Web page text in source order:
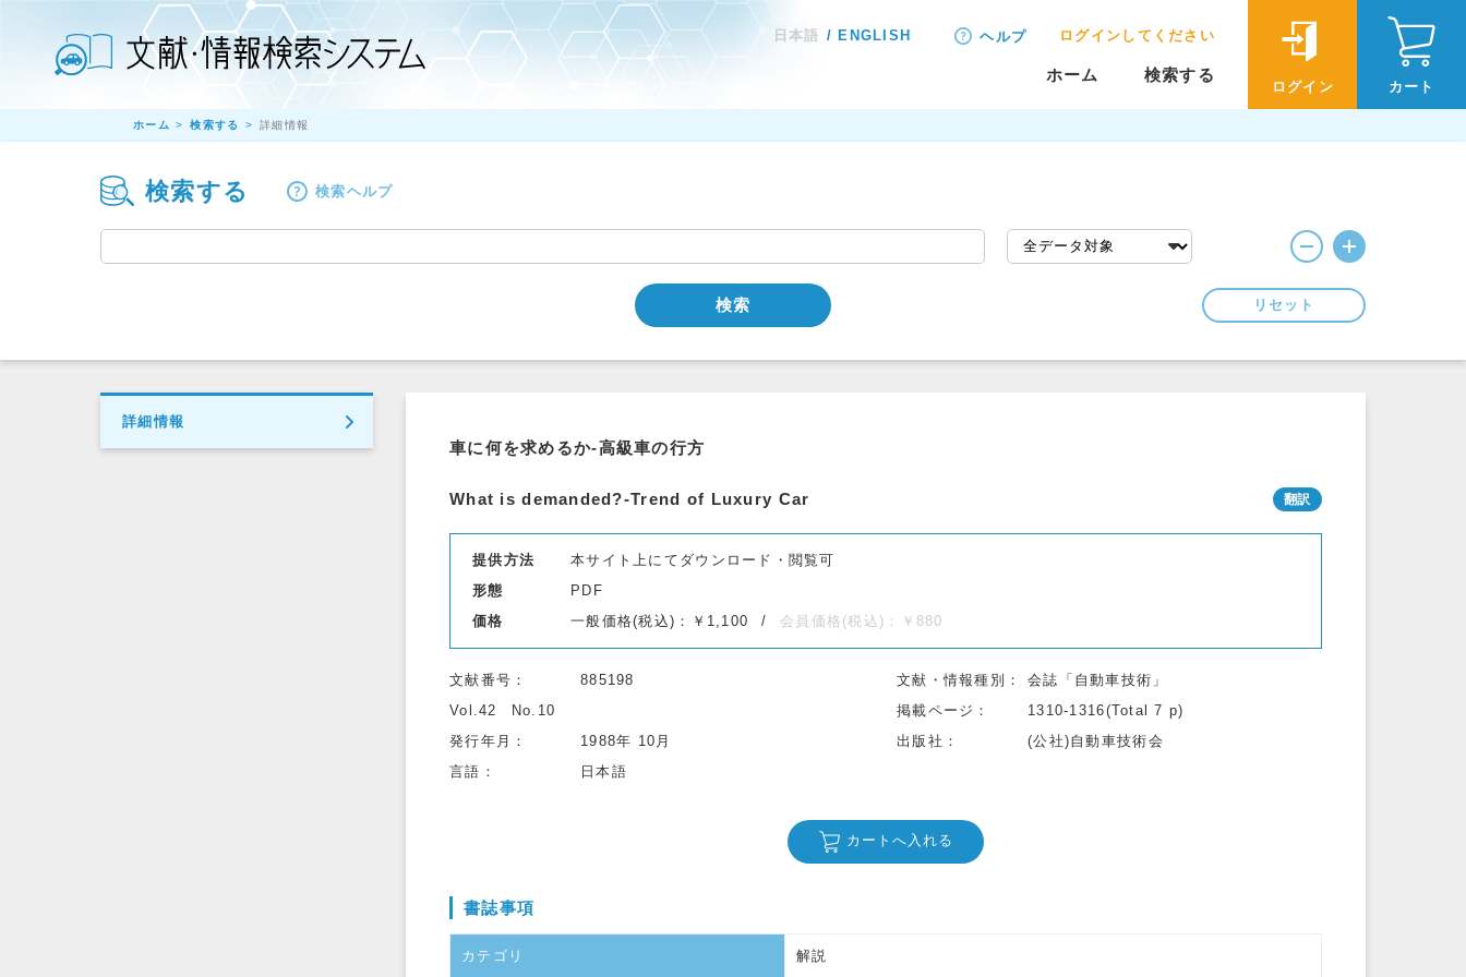
日本語 ENGLISH ヘルプ ログインしてください
ホーム 検索する
ログイン カート
ホーム 検索する 詳細情報
検索する 検索ヘルプ
検索 リセット
詳細情報
車に何を求めるか-高級車の行方
What is demanded?-Trend of Luxury Car
提供方法
本サイト上にてダウンロード・閲覧可
形態
PDF
価格
一般価格(税込)：￥1,100 会員価格(税込)：￥880
文献番号 885198 文献・情報種別
会誌「自動車技術」
Vol.42
No.10 掲載ページ
1310-1316(Total 7 p)
発行年月
1988年 10月 出版社
(公社)自動車技術会
言語
日本語
カートへ入れる
書誌事項
カテゴリ 解説